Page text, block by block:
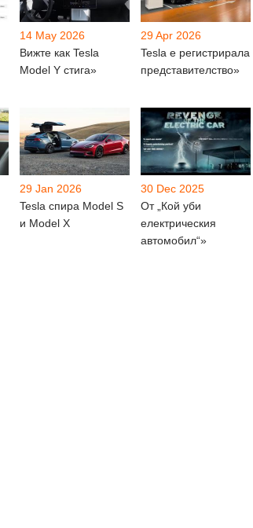
14 May 2026
Вижте как Tesla
Model Y стига»
29 Apr 2026
Tesla е регистрирала
представителство»
29 Jan 2026
Tesla спира Model S
и Model X
30 Dec 2025
От „Кой уби
електрическия
автомобил“»